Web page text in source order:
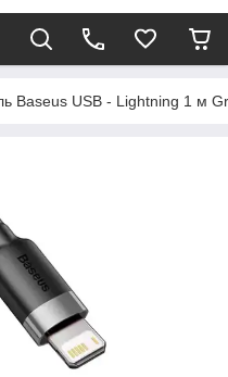
Baseus USB - Lightning 1 м